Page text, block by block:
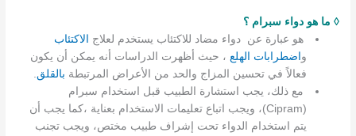
◊ ما هو دواء سبرام ؟
هو عبارة عن دواء مضاد للاكتئاب يستخدم لعلاج
الاكتئاب
و اضطرابات الهلع ، حيث أظهرت الدراسات أنه يمكن أن يكون
فعالاً في تحسين المزاج والحد من الأعراض المرتبطة بالقلق
مع ذلك، يجب استشارة الطبيب قبل استخدام سبرام
(Cipram)، ويجب اتباع تعليمات الاستخدام بعناية ،كما يجب أن
يتم استخدام الدواء تحت إشراف طبيب مختص، ويجب تجنب